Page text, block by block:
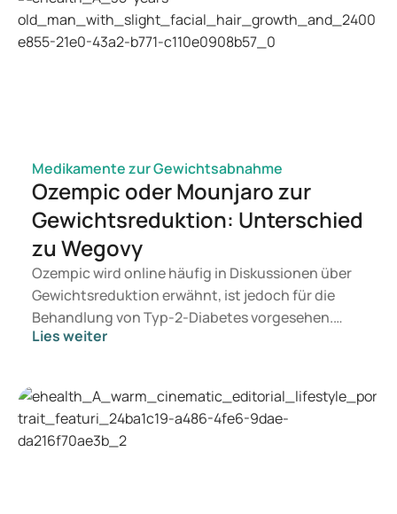
Jessevandervelde.com
Apotheek.nl
Medikamente zur Gewichtsabnahme
Ozempic oder Mounjaro zur
Gewichtsreduktion: Unterschied
zu Wegovy
Ozempic wird online häufig in Diskussionen über
Gewichtsreduktion erwähnt, ist jedoch für die
Behandlung von Typ-2-Diabetes vorgesehen.
Suchen Sie eine Therapie zur Gewichtskontrolle,
geeignet ist, entscheidet ein Arzt auf Basis Ihrer
gesundheitlichen Verfassung, Ihres BMI und Ihrer
aktuellen Medikation.
Lies weiter